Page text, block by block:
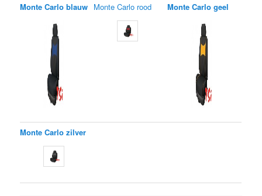
Monte Carlo blauw Monte Carlo rood Monte Carlo geel
Monte Carlo zilver